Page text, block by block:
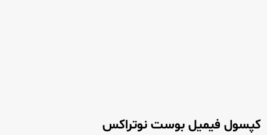
کپسول فیمیل بوست نوتراکس